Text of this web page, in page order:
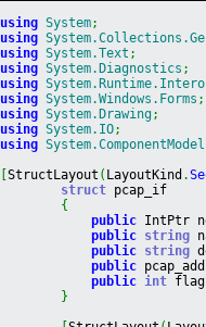
using System;
using
using System.Text ;
using System.Diagnostics ;
using
using System.Windows.Forms ;
using System.Drawing;
using System.IO;
using System.ComponentModel
StructLayout ( LayoutKind .
struct pcap_if
{
public IntPtr
public string
public string
public
public int
}